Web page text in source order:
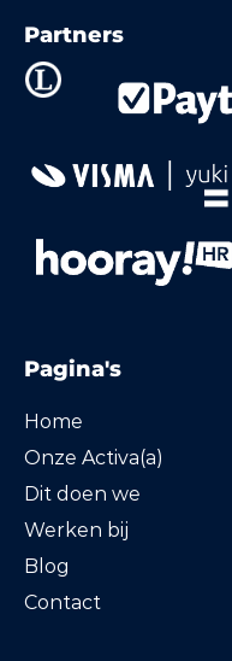
Partners
Pagina's
Home
Onze Activa(a)
Dit doen we
Werken bij
Blog
Contact